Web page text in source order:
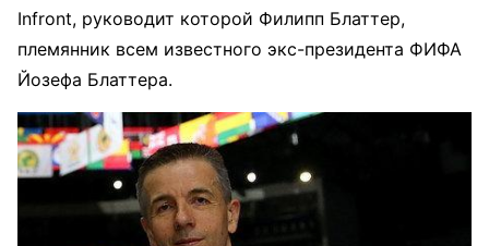
Infront, руководит которой Филипп Блаттер,
племянник всем известного экс-президента ФИФА
Йозефа Блаттера.